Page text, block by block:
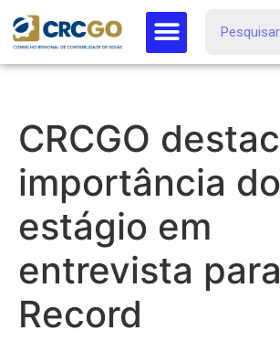
CRCGO
importância do
estágio em
entrevista para
Record